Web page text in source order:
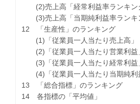
(2)売上高「経常利益率ランキン
(3)売上高「当期純利益率ランキ
12 「生産性」のランキング
(1)「従業員一人当たり売上高」
(2)「従業員一人当たり営業利益
(3)「従業員一人当たり経常利益
(4)「従業員一人当たり当期純利
13 「総合指標」のランキング
14 各指標の「平均値」